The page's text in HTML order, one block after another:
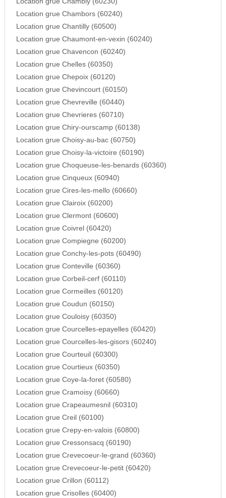
Location grue Chambors (60240)
Location grue Chantilly (60500)
Location grue Chaumont-en-vexin (60240)
Location grue Chavencon (60240)
Location grue Chelles (60350)
Location grue Chepoix (60120)
Location grue Chevincourt (60150)
Location grue Chevreville (60440)
Location grue Chevrieres (60710)
Location grue Chiry-ourscamp (60138)
Location grue Choisy-au-bac (60750)
Location grue Choisy-la-victoire (60190)
Location grue Choqueuse-les-benards (60360)
Location grue Cinqueux (60940)
Location grue Cires-les-mello (60660)
Location grue Clairoix (60200)
Location grue Clermont (60600)
Location grue Coivrel (60420)
Location grue Compiegne (60200)
Location grue Conchy-les-pots (60490)
Location grue Conteville (60360)
Location grue Corbeil-cerf (60110)
Location grue Cormeilles (60120)
Location grue Coudun (60150)
Location grue Couloisy (60350)
Location grue Courcelles-epayelles (60420)
Location grue Courcelles-les-gisors (60240)
Location grue Courteuil (60300)
Location grue Courtieux (60350)
Location grue Coye-la-foret (60580)
Location grue Cramoisy (60660)
Location grue Crapeaumesnil (60310)
Location grue Creil (60100)
Location grue Crepy-en-valois (60800)
Location grue Cressonsacq (60190)
Location grue Crevecoeur-le-grand (60360)
Location grue Crevecoeur-le-petit (60420)
Location grue Crillon (60112)
Location grue Crisolles (60400)